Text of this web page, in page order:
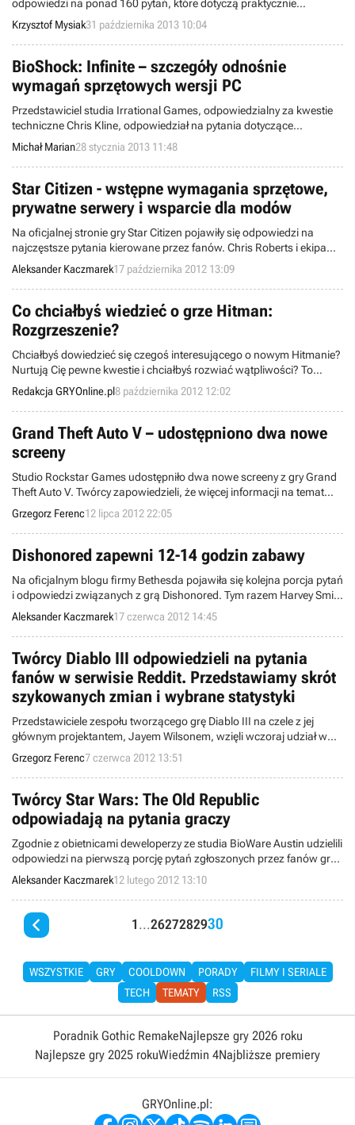
odpowiedzi na ponad 160 pytań, które dotyczą praktycznie
wszystkich aspektów związanych z nadchodzącą konsolą. Wśród
wyjaśnionych kwestii nie zabrakło takich, które rzuciły nowe światło
na produkt Japończyków.
Krzysztof Mysiak31 października 2013 10:04
BioShock: Infinite – szczegóły odnośnie
wymagań sprzętowych wersji PC
Przedstawiciel studia Irrational Games, odpowiedzialny za kwestie
techniczne Chris Kline, odpowiedział na pytania dotyczące
wymaganej specyfikacji sprzętowej pecetowej wersji BioShock:
Infinite.
Michał Marian28 stycznia 2013 11:48
Star Citizen - wstępne wymagania sprzętowe,
prywatne serwery i wsparcie dla modów
Na oficjalnej stronie gry Star Citizen pojawiły się odpowiedzi na
najczęstsze pytania kierowane przez fanów. Chris Roberts i ekipa
zespołu deweloperskiego Roberts Space Industries ujawnili m.in.
szczegóły modelu biznesowego oraz prawdopodobną minimalną
konfigurację sprzętową.
Aleksander Kaczmarek17 października 2012 13:09
Co chciałbyś wiedzieć o grze Hitman:
Rozgrzeszenie?
Chciałbyś dowiedzieć się czegoś interesującego o nowym Hitmanie?
Nurtują Cię pewne kwestie i chciałbyś rozwiać wątpliwości? To
znakomicie. Zadaj pytanie dotyczące rozgrywki, a my spróbujemy na
nie odpowiedzieć w niedalekiej przyszłości.
Redakcja GRYOnline.pl8 października 2012 12:02
Grand Theft Auto V – udostępniono dwa nowe
screeny
Studio Rockstar Games udostępniło dwa nowe screeny z gry Grand
Theft Auto V. Twórcy zapowiedzieli, że więcej informacji na temat
piątej odsłony serii poznamy wkrótce.
Grzegorz Ferenc12 lipca 2012 22:05
Dishonored zapewni 12-14 godzin zabawy
Na oficjalnym blogu firmy Bethesda pojawiła się kolejna porcja pytań
i odpowiedzi związanych z grą Dishonored. Tym razem Harvey Smith
i Raphael Colantonio, dyrektorzy artystyczni studia Arkane rozwiali
wątpliwości fanów dotyczące długości kampanii głównej,
specjalnych mocy bohatera oraz sposobu odnawiania many.
Aleksander Kaczmarek17 czerwca 2012 14:45
Twórcy Diablo III odpowiedzieli na pytania
fanów w serwisie Reddit. Przedstawiamy skrót
szykowanych zmian i wybrane statystyki
Przedstawiciele zespołu tworzącego grę Diablo III na czele z jej
głównym projektantem, Jayem Wilsonem, wzięli wczoraj udział w
sesji pytań i odpowiedzi zorganizowanej przez serwis Reddit.
Większość pytań dotyczyła nadchodzących zmian w najnowszej
grze firmy Blizzard.
Grzegorz Ferenc7 czerwca 2012 13:51
Twórcy Star Wars: The Old Republic
odpowiadają na pytania graczy
Zgodnie z obietnicami deweloperzy ze studia BioWare Austin udzielili
odpowiedzi na pierwszą porcję pytań zgłoszonych przez fanów gry
Star Wars: The Old Republic, ujawniając sporo informacji na temat
zbliżających się zmian.
Aleksander Kaczmarek12 lutego 2012 13:10
 1 ...2627282930
WSZYSTKIE GRY COOLDOWN PORADY
FILMY I SERIALE
TECH
TEMATY RSS
Poradnik Gothic RemakeNajlepsze gry 2026 roku
Najlepsze gry 2025 rokuWiedźmin 4Najbliższe premiery
GRYOnline.pl: